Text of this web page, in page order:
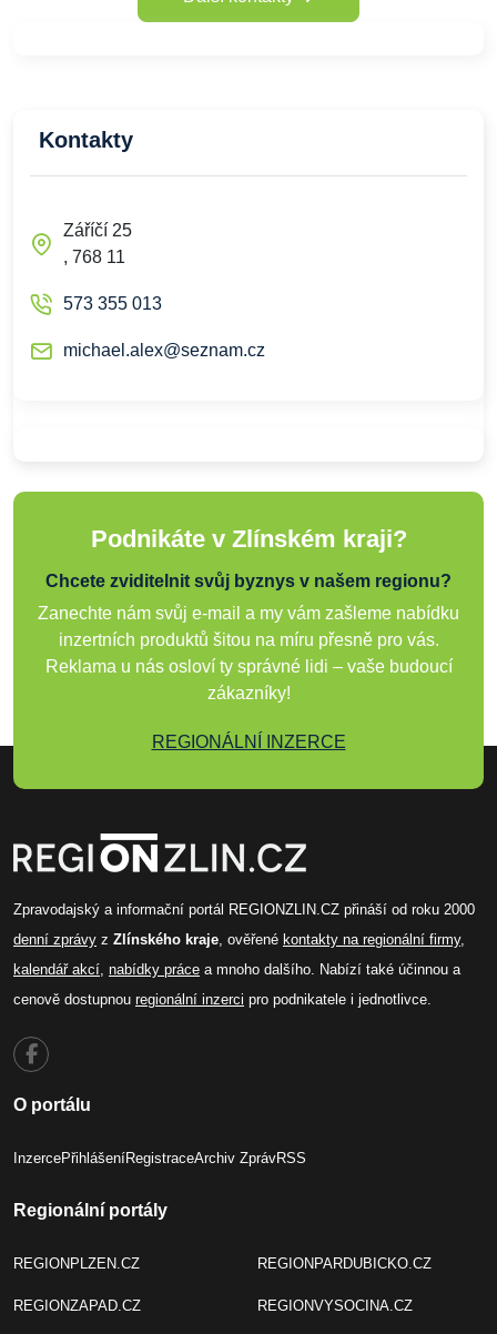
Kontakty
Záříčí 25
, 768 11
573 355 013
michael.alex@seznam.cz
Podnikáte v Zlínském kraji?
Chcete zviditelnit svůj byznys v našem regionu?
Zanechte nám svůj e-mail a my vám zašleme nabídku
inzertních produktů šitou na míru přesně pro vás.
Reklama u nás osloví ty správné lidi – vaše budoucí
zákazníky!
REGIONÁLNÍ INZERCE
Zpravodajský a informační portál REGIONZLIN.CZ přináší od roku 2000
denní zprávy z Zlínského kraje, ověřené kontakty na regionální firmy,
kalendář akcí, nabídky práce a mnoho dalšího. Nabízí také účinnou a
cenově dostupnou regionální inzerci pro podnikatele i jednotlivce.
O portálu
InzercePřihlášeníRegistraceArchiv ZprávRSS
Regionální portály
REGIONPLZEN.CZ
REGIONZAPAD.CZ
REGIONPARDUBICKO.CZ
REGIONVYSOCINA.CZ